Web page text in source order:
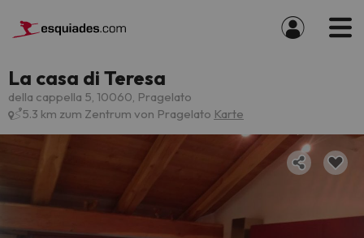
La casa di Teresa
della cappella 5, 10060, Pragelato
5.3 km zum Zentrum von Pragelato Karte